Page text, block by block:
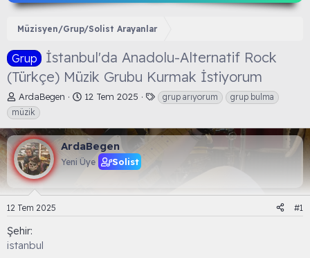
Müzisyen/Grup/Solist Arayanlar
Grup
İstanbul'da Anadolu-Alternatif Rock
(Türkçe) Müzik Grubu Kurmak İstiyorum
K
o
n
u
y
u
B
a
ş
l
t
a
ArdaBegen
B
l
a
n
g
ç
12 Tem 2025
E
k
r
grup arıyorum
grup bulma
müzik
ArdaBegen
Yeni Üye Solist
12 Tem 2025 #1
Şehir
istanbul